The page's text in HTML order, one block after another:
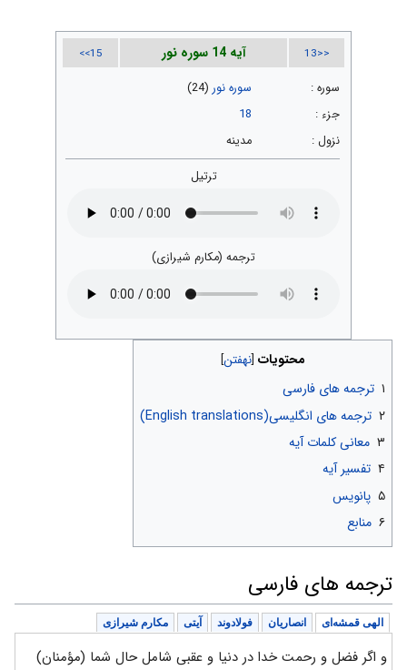
<<13 آیه 14 سوره نور 15>>
سوره : سوره نور (24)
جزء :
18
نزول :
مدینه
ترتیل
ترجمه (مکارم شیرازی)
محتویات
۱ ترجمه های فارسی
۲ ترجمه های انگلیسی(English translations)
۳ معانی کلمات آیه
۴ تفسیر آیه
۵ پانویس
۶ منابع
ترجمه های فارسی
الهی قمشه‌ای انصاریان فولادوند آیتی مکارم شیرازی
و اگر فضل و رحمت خدا در دنیا و عقبی شامل حال شما (مؤمنان)